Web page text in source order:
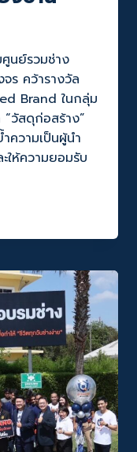
นย์รวมช่าง
ร คว้ารางวัล
Brand ในกลุ่ม
วัสดุก่อสร้าง”
วามเป็นผู้นำ
ให้ความยอมรับ